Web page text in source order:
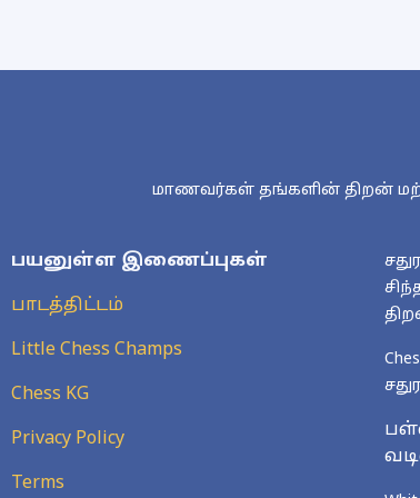
பயனுள்ள இணைப்புகள்
பாடத்திட்டம்
Little Chess Champs
Chess KG
Privacy Policy
Terms
மாணவர்கள் தங்களின் திறன்